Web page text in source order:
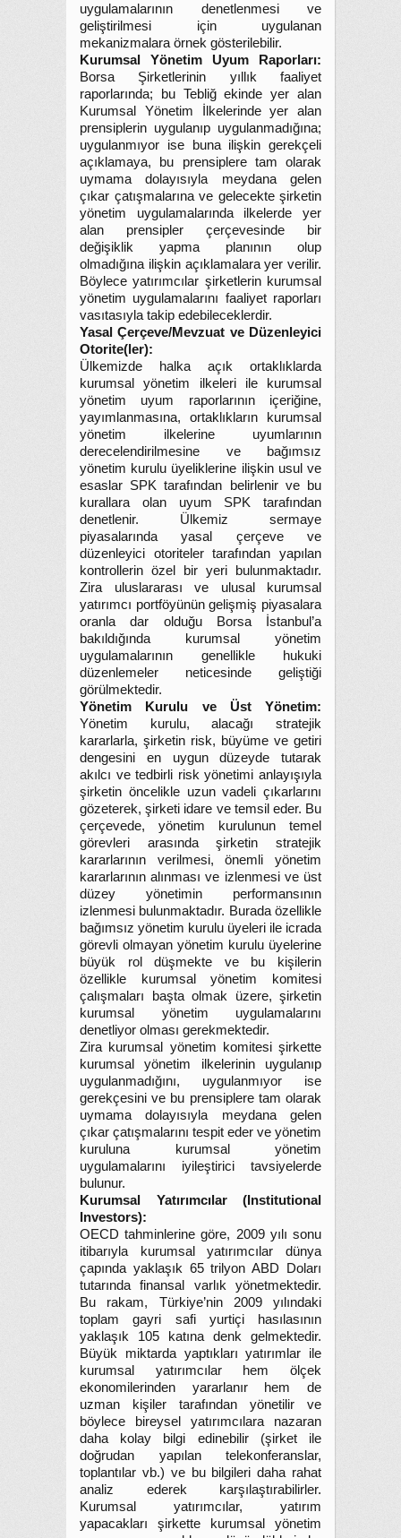
uygulamalarının denetlenmesi ve
geliştirilmesi için uygulanan
mekanizmalara örnek gösterilebilir.
Kurumsal Yönetim Uyum Raporları:
Borsa Şirketlerinin yıllık faaliyet
raporlarında; bu Tebliğ ekinde yer alan
Kurumsal Yönetim İlkelerinde yer alan
prensiplerin uygulanıp uygulanmadığına;
uygulanmıyor ise buna ilişkin gerekçeli
açıklamaya, bu prensiplere tam olarak
uymama dolayısıyla meydana gelen
çıkar çatışmalarına ve gelecekte şirketin
yönetim uygulamalarında ilkelerde yer
alan prensipler çerçevesinde bir
değişiklik yapma planının olup
olmadığına ilişkin açıklamalara yer verilir.
Böylece yatırımcılar şirketlerin kurumsal
yönetim uygulamalarını faaliyet raporları
vasıtasıyla takip edebileceklerdir.
Yasal Çerçeve/Mevzuat ve Düzenleyici
Otorite(ler):
Ülkemizde halka açık ortaklıklarda
kurumsal yönetim ilkeleri ile kurumsal
yönetim uyum raporlarının içeriğine,
yayımlanmasına, ortaklıkların kurumsal
yönetim ilkelerine uyumlarının
derecelendirilmesine ve bağımsız
yönetim kurulu üyeliklerine ilişkin usul ve
esaslar SPK tarafından belirlenir ve bu
kurallara olan uyum SPK tarafından
denetlenir. Ülkemiz sermaye
piyasalarında yasal çerçeve ve
düzenleyici otoriteler tarafından yapılan
kontrollerin özel bir yeri bulunmaktadır.
Zira uluslararası ve ulusal kurumsal
yatırımcı portföyünün gelişmiş piyasalara
oranla dar olduğu Borsa İstanbul’a
bakıldığında kurumsal yönetim
uygulamalarının genellikle hukuki
düzenlemeler neticesinde geliştiği
görülmektedir.
Yönetim Kurulu ve Üst Yönetim:
Yönetim kurulu, alacağı stratejik
kararlarla, şirketin risk, büyüme ve getiri
dengesini en uygun düzeyde tutarak
akılcı ve tedbirli risk yönetimi anlayışıyla
şirketin öncelikle uzun vadeli çıkarlarını
gözeterek, şirketi idare ve temsil eder. Bu
çerçevede, yönetim kurulunun temel
görevleri arasında şirketin stratejik
kararlarının verilmesi, önemli yönetim
kararlarının alınması ve izlenmesi ve üst
düzey yönetimin performansının
izlenmesi bulunmaktadır. Burada özellikle
bağımsız yönetim kurulu üyeleri ile icrada
görevli olmayan yönetim kurulu üyelerine
büyük rol düşmekte ve bu kişilerin
özellikle kurumsal yönetim komitesi
çalışmaları başta olmak üzere, şirketin
kurumsal yönetim uygulamalarını
denetliyor olması gerekmektedir.
Zira kurumsal yönetim komitesi şirkette
kurumsal yönetim ilkelerinin uygulanıp
uygulanmadığını, uygulanmıyor ise
gerekçesini ve bu prensiplere tam olarak
uymama dolayısıyla meydana gelen
çıkar çatışmalarını tespit eder ve yönetim
kuruluna kurumsal yönetim
uygulamalarını iyileştirici tavsiyelerde
bulunur.
Kurumsal Yatırımcılar (Institutional
Investors):
OECD tahminlerine göre, 2009 yılı sonu
itibarıyla kurumsal yatırımcılar dünya
çapında yaklaşık 65 trilyon ABD Doları
tutarında finansal varlık yönetmektedir.
Bu rakam, Türkiye’nin 2009 yılındaki
toplam gayri safi yurtiçi hasılasının
yaklaşık 105 katına denk gelmektedir.
Büyük miktarda yaptıkları yatırımlar ile
kurumsal yatırımcılar hem ölçek
ekonomilerinden yararlanır hem de
uzman kişiler tarafından yönetilir ve
böylece bireysel yatırımcılara nazaran
daha kolay bilgi edinebilir (şirket ile
doğrudan yapılan telekonferanslar,
toplantılar vb.) ve bu bilgileri daha rahat
analiz ederek karşılaştırabilirler.
Kurumsal yatırımcılar, yatırım
yapacakları şirkette kurumsal yönetim